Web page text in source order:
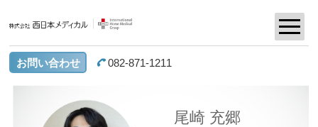
お問い合わせ 082-871-1211
尾崎 充郷